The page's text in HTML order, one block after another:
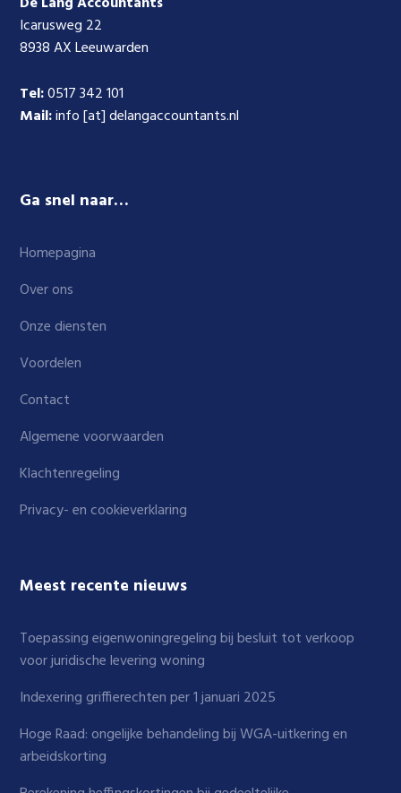
Icarusweg 22
8938 AX Leeuwarden
Tel:0517 342 101
Mail:info [at] delangaccountants.nl
Ga snel naar…
Homepagina
Over ons
Onze diensten
Voordelen
Contact
Algemene voorwaarden
Klachtenregeling
Privacy- en cookieverklaring
Meest recente nieuws
Toepassing eigenwoningregeling bij besluit tot verkoop
voor juridische levering woning
Indexering griffierechten per 1 januari 2025
Hoge Raad: ongelijke behandeling bij WGA-uitkering en
arbeidskorting